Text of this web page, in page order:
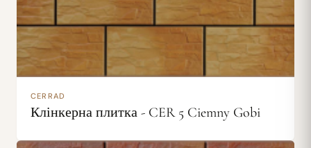
CERRAD
Клінкерна плитка - CER 5 Ciemny Gobi